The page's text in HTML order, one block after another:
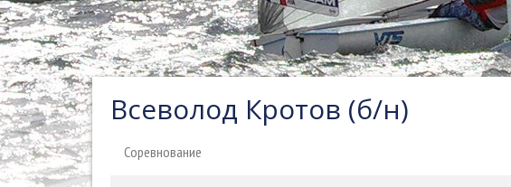
Всеволод Кротов (б/н)
Соревнование